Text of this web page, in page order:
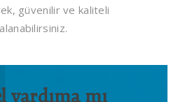
güvenilir ve kaliteli